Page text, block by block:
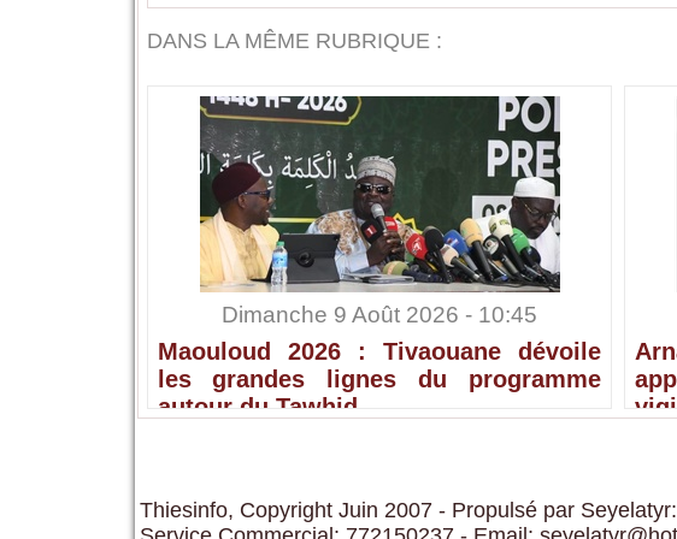
DANS LA MÊME RUBRIQUE :
Dimanche 9 Août 2026 - 10:45
Maouloud 2026 : Tivaouane dévoile
les grandes lignes du programme
autour du Tawhid
Thiesinfo, Copyright Juin 2007 - Propulsé par